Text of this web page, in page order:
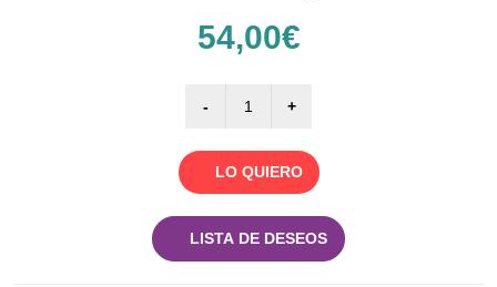
54,00€
LO QUIERO
LISTA DE DESEOS